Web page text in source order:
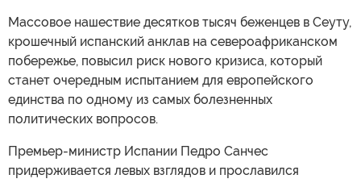
Массовое нашествие десятков тысяч беженцев в Сеуту,
крошечный испанский анклав на североафриканском
побережье, повысил риск нового кризиса, который
станет очередным испытанием для европейского
единства по одному из самых болезненных
политических вопросов.
Премьер-министр Испании Педро Санчес
придерживается левых взглядов и прославился